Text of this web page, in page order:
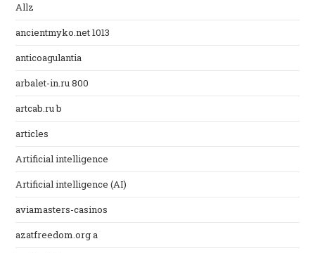
Allz
ancientmyko.net 1013
anticoagulantia
arbalet-in.ru 800
artcab.ru b
articles
Artificial intelligence
Artificial intelligence (AI)
aviamasters-casinos
azatfreedom.org a